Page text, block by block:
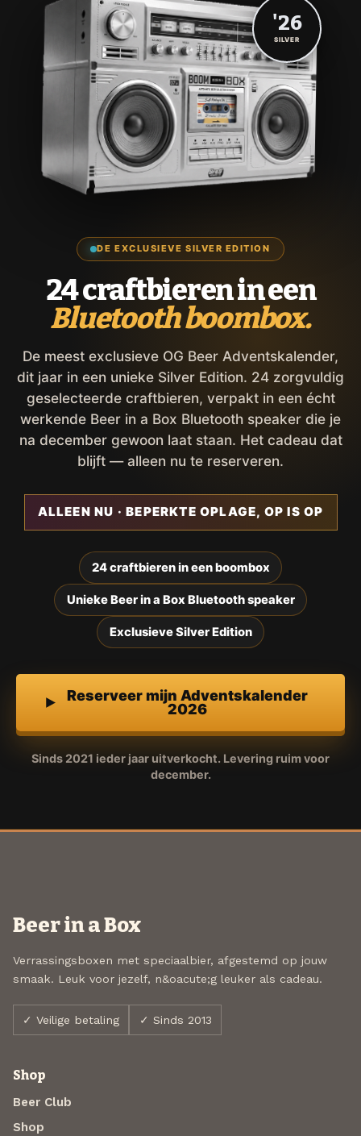
DE EXCLUSIEVE SILVER EDITION
24 craftbieren in een
Bluetooth boombox.
De meest exclusieve OG Beer Adventskalender,
dit jaar in een unieke Silver Edition. 24 zorgvuldig
geselecteerde craftbieren, verpakt in een écht
werkende Beer in a Box Bluetooth speaker die je
na december gewoon laat staan. Het cadeau dat
blijft — alleen nu te reserveren.
ALLEEN NU · BEPERKTE OPLAGE, OP IS OP
24 craftbieren in een boombox
Unieke Beer in a Box Bluetooth speaker
Exclusieve Silver Edition
Reserveer mijn Adventskalender
2026
Sinds 2021 ieder jaar uitverkocht. Levering ruim voor
december.
'26
SILVER
Beer in a Box
Verrassingsboxen met speciaalbier, afgestemd op jouw
smaak. Leuk voor jezelf, n&oacute;g leuker als cadeau.
✓ Veilige betaling ✓ Sinds 2013
Shop
Beer Club
Shop